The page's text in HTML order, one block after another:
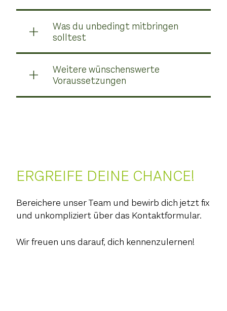
Was du unbedingt mitbringen
solltest
Weitere wünschenswerte
Voraussetzungen
ERGREIFE DEINE CHANCE!
Bereichere unser Team und bewirb dich jetzt fix
und unkompliziert über das Kontaktformular.
Wir freuen uns darauf, dich kennenzulernen!